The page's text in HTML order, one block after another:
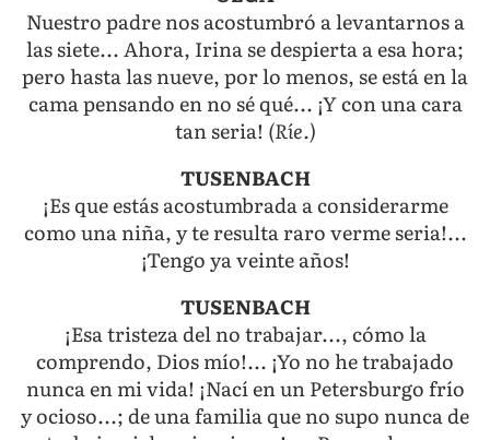
Nuestro padre nos acostumbró a levantarnos a
las siete... Ahora, Irina se despierta a esa hora;
pero hasta las nueve, por lo menos, se está en la
cama pensando en no sé qué... ¡Y con una cara
tan seria! (Ríe.)
TUSENBACH
¡Es que estás acostumbrada a considerarme
como una niña, y te resulta raro verme seria!...
¡Tengo ya veinte años!
TUSENBACH
¡Esa tristeza del no trabajar..., cómo la
comprendo, Dios mío!... ¡Yo no he trabajado
nunca en mi vida! ¡Nací en un Petersburgo frío
y ocioso...; de una familia que no supo nunca de